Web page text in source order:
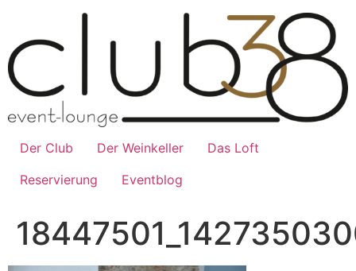
wechseln
Der Club Der Weinkeller
Das Loft
Reservierung
Eventblog